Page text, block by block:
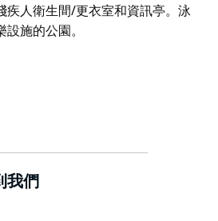
疾人衛生間/更衣室和資訊亭。泳
施的公園。
的水上運動和休閒設施及計畫。
生活、年輕人和不幸者的發展，
區創造聯繫的機會。
中心的設施包括50 公尺長的游
陽能加熱）、25 公尺長的封閉
道）、幼兒水上遊樂區和項目池
滑梯、多功能設施會議室、室內
我們